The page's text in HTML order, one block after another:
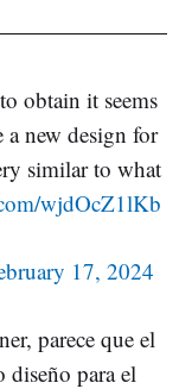
obtain it seems
new design for
similar to what
wjdOcZ1lKb
17, 2024
parece que el
diseño para el